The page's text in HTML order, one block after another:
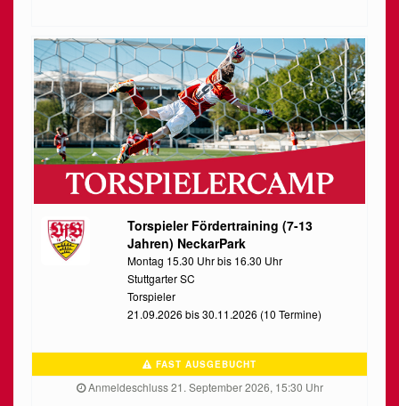
Torspieler Fördertraining (7-13
Jahren) NeckarPark
Montag 15.30 Uhr bis 16.30 Uhr
Stuttgarter SC
Torspieler
21.09.2026 bis 30.11.2026 (10 Termine)
FAST AUSGEBUCHT
Anmeldeschluss 21. September 2026, 15:30 Uhr